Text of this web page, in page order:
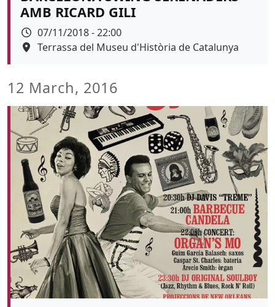
AMB RICARD GILI
Data
07/11/2018 - 22:00
Espai
Terrassa del Museu d'Història de Catalunya
12 March, 2016